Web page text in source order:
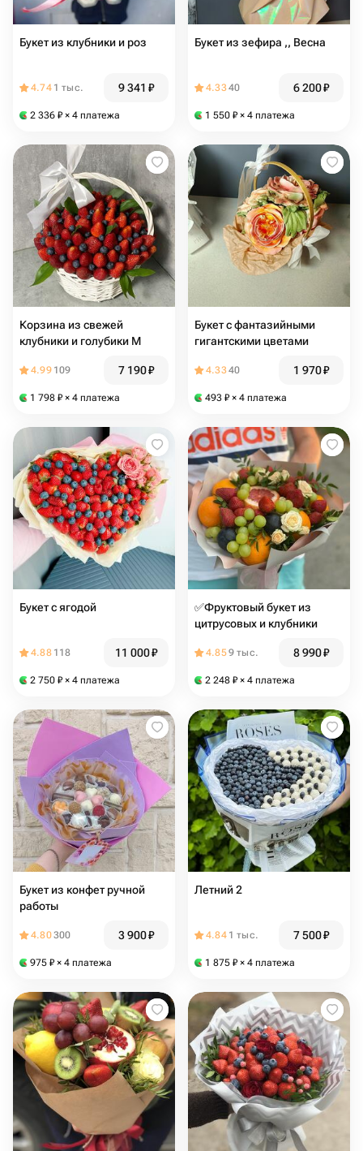
Букет из клубники и роз
4.74 1 тыс. 9 341 ₽
2 336 ₽ × 4 платежа
Букет из зефира ,, Весна
4.3340 6 200₽
1 550 ₽ × 4 платежа
Корзина из свежей
клубники и голубики М
4.99 109 7 190₽
1 798 ₽ × 4 платежа
Букет с фантазийными
гигантскими цветами
4.3340 1 970₽
493 ₽ × 4 платежа
Букет с ягодой
4.88 118 11 000₽
2 750 ₽ × 4 платежа
✅Фруктовый букет из
цитрусовых и клубники
4.859 тыс. 8 990₽
2 248 ₽ × 4 платежа
Букет из конфет ручной
работы
4.80300 3 900₽
975 ₽ × 4 платежа
Летний 2
4.84 1 тыс. 7 500₽
1 875 ₽ × 4 платежа